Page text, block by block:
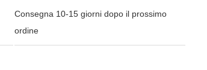
Consegna 10-15 giorni dopo il prossimo
ordine